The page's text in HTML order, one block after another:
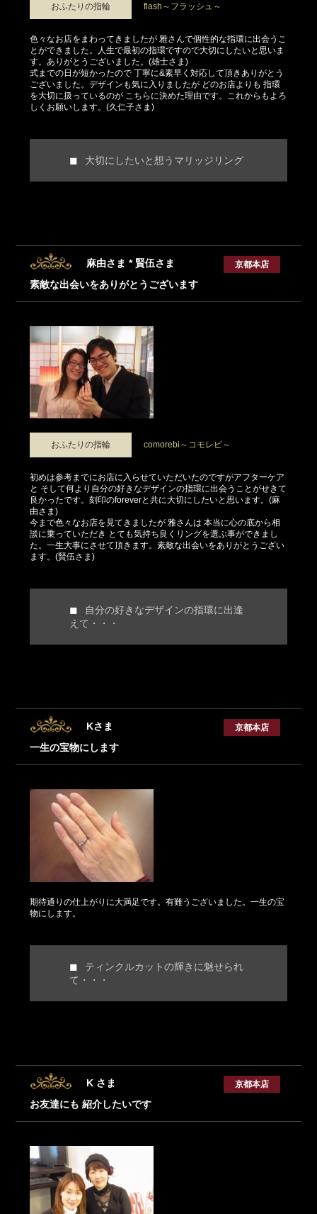
おふたりの指輪 flash～フラッシュ～
色々なお店をまわってきましたが 雅さんで個性的な指環に出会うこ
とができました。人生で最初の指環ですので大切にしたいと思いま
す。ありがとうございました。(雄士さま)
式までの日が短かったので 丁寧に&素早く対応して頂きありがとう
ございました。デザインも気に入りましたが どのお店よりも 指環
を大切に扱っているのが こちらに決めた理由です。これからもよろ
しくお願いします。(久仁子さま)
大切にしたいと想うマリッジリング
麻由さま * 賢伍さま
素敵な出会いをありがとうございます
京都本店
おふたりの指輪 comorebi～コモレビ～
初めは参考までにお店に入らせていただいたのですがアフターケア
と そして何より自分の好きなデザインの指環に出会うことがせきて
良かったです。刻印のforeverと共に大切にしたいと思います。(麻
由さま)
今まで色々なお店を見てきましたが 雅さんは 本当に心の底から相
談に乗っていただき とても気持ち良くリングを選ぶ事ができまし
た。一生大事にさせて頂きます。素敵な出会いをありがとうござい
ます。(賢伍さま)
自分の好きなデザインの指環に出逢
えて・・・
Kさま
一生の宝物にします
京都本店
期待通りの仕上がりに大満足です。有難うございました。一生の宝
物にします。
ティンクルカットの輝きに魅せられ
て・・・
K さま
お友達にも 紹介したいです
京都本店